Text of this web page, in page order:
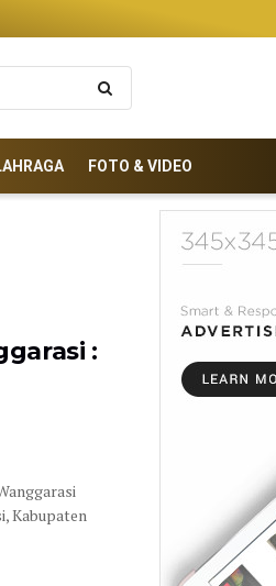
FOTO & VIDEO
:
Kabupaten